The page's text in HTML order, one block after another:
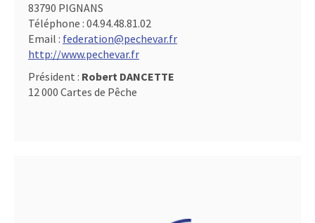
83790 PIGNANS
Téléphone : 04.94.48.81.02
Email : federation@pechevar.fr
http://www.pechevar.fr
Président : Robert DANCETTE
12 000 Cartes de Pêche